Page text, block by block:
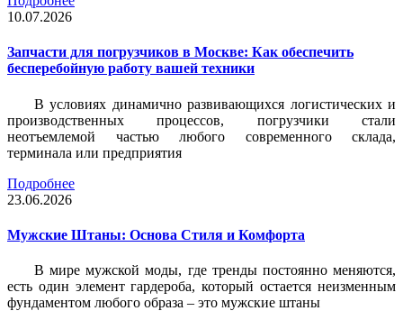
10.07.2026
Запчасти для погрузчиков в Москве: Как обеспечить
бесперебойную работу вашей техники
В условиях динамично развивающихся логистических и
производственных процессов, погрузчики стали
неотъемлемой частью любого современного склада,
терминала или предприятия
Подробнее
23.06.2026
Мужские Штаны: Основа Стиля и Комфорта
В мире мужской моды, где тренды постоянно меняются,
есть один элемент гардероба, который остается неизменным
фундаментом любого образа – это мужские штаны